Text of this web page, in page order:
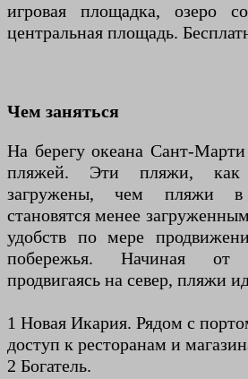
игровая площадка, озеро
центральная площадь.
Чем заняться
На берегу океана Сант-
пляжей. Эти пляжи, как
загружены, чем пляжи в
становятся менее
удобств по мере
побережья. Начиная от
продвигаясь на север, пляжи
1 Новая Икария. Рядом с
доступ к ресторанам и
2 Богатель.